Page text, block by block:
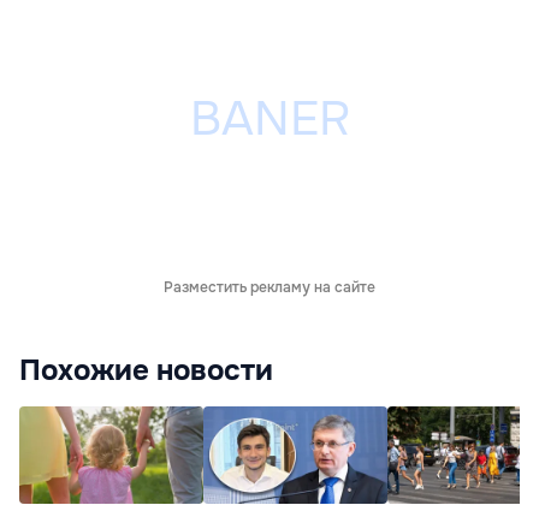
Разместить рекламу на сайте
Похожие новости